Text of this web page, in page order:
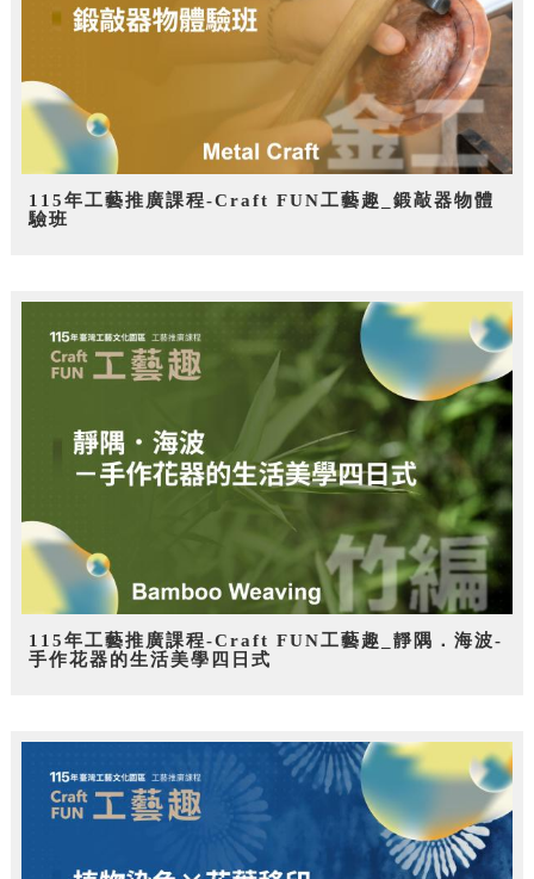
115年工藝推廣課程-Craft FUN工藝趣_鍛敲器物體
驗班
115年工藝推廣課程-Craft FUN工藝趣_靜隅．海波-
手作花器的生活美學四日式